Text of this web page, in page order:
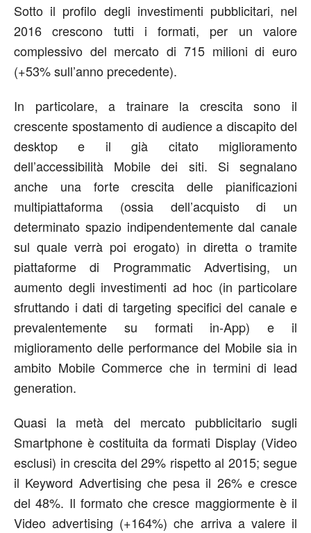
Sotto il profilo degli investimenti pubblicitari, nel
2016 crescono tutti i formati, per un valore
complessivo del mercato di 715 milioni di euro
(+53% sull’anno precedente).
In particolare, a trainare la crescita sono il
crescente spostamento di audience a discapito del
desktop e il già citato miglioramento
dell’accessibilità Mobile dei siti. Si segnalano
anche una forte crescita delle pianificazioni
multipiattaforma (ossia dell’acquisto di un
determinato spazio indipendentemente dal canale
sul quale verrà poi erogato) in diretta o tramite
piattaforme di Programmatic Advertising, un
aumento degli investimenti ad hoc (in particolare
sfruttando i dati di targeting specifici del canale e
prevalentemente su formati in-App) e il
miglioramento delle performance del Mobile sia in
ambito Mobile Commerce che in termini di lead
generation.
Quasi la metà del mercato pubblicitario sugli
Smartphone è costituita da formati Display (Video
esclusi) in crescita del 29% rispetto al 2015; segue
il Keyword Advertising che pesa il 26% e cresce
del 48%. Il formato che cresce maggiormente è il
Video advertising (+164%) che arriva a valere il